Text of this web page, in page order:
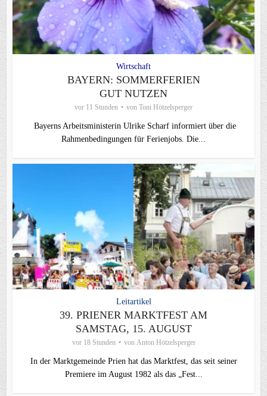
Wirtschaft
BAYERN: SOMMERFERIEN
GUT NUTZEN
vor 11 Stunden von Toni Hötzelsperger
Bayerns Arbeitsministerin Ulrike Scharf informiert über die
Rahmenbedingungen für Ferienjobs. Die...
Leitartikel
39. PRIENER MARKTFEST AM
SAMSTAG, 15. AUGUST
vor 18 Stunden von Anton Hötzelsperger
In der Marktgemeinde Prien hat das Marktfest, das seit seiner
Premiere im August 1982 als das „Fest...